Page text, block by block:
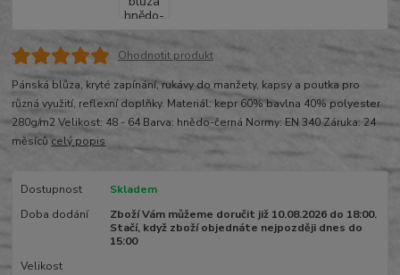
Ohodnotit produkt
Pánská blůza, kryté zapínání, rukávy do manžety, kapsy a poutka pro
různá využití, reflexní doplňky. Materiál: kepr 60% bavlna 40% polyester
280g/m2 Velikost: 48 - 64 Barva: hnědo-černá Normy: EN 340 Záruka: 24
měsíců celý popis
Dostupnost
Skladem
Doba dodání
Zboží Vám můžeme doručit již 10.08.2026 do 18:00.
Stačí, když zboží objednáte nejpozději dnes do
15:00
Velikost